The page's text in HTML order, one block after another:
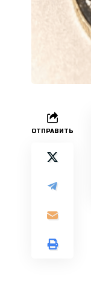
ОТПРАВИТЬ